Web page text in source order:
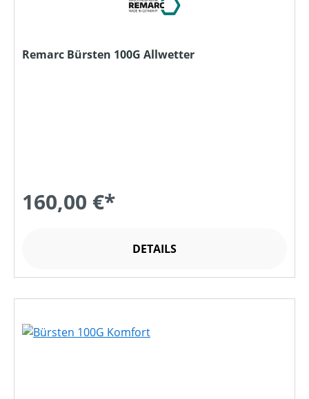
Remarc Bürsten 100G Allwetter
160,00 €*
DETAILS